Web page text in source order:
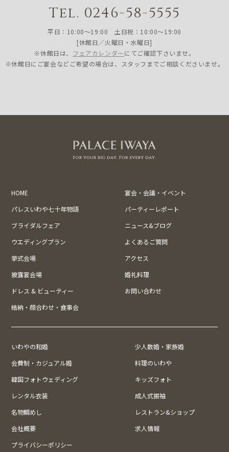
Tel. 0246-58-5555
平日：10:00〜19:00 土日祝：10:00〜19:00
[休館日／火曜日・水曜日]
※休館日は、 フェアカレンダーにてご確認下さいませ。
※休館日にご宴会などご希望の場合は、スタッフまでご相談くださいませ。
HOME
宴会・会議・イベント
パレスいわや七十年物語
パーティーレポート
ブライダルフェア
ニュース&ブログ
ウエディングプラン
よくあるご質問
挙式会場
アクセス
披露宴会場
婚礼料理
ドレス & ビューティー
お問い合わせ
結納・顔合わせ・食事会
いわやの和婚
少人数婚・家族婚
会費制・カジュアル婚
料理のいわや
韓国フォトウェディング
キッズフォト
レンタル衣装
成人式振袖
名物鯛めし
レストラン&ショップ
会社概要
求人情報
プライバシーポリシー